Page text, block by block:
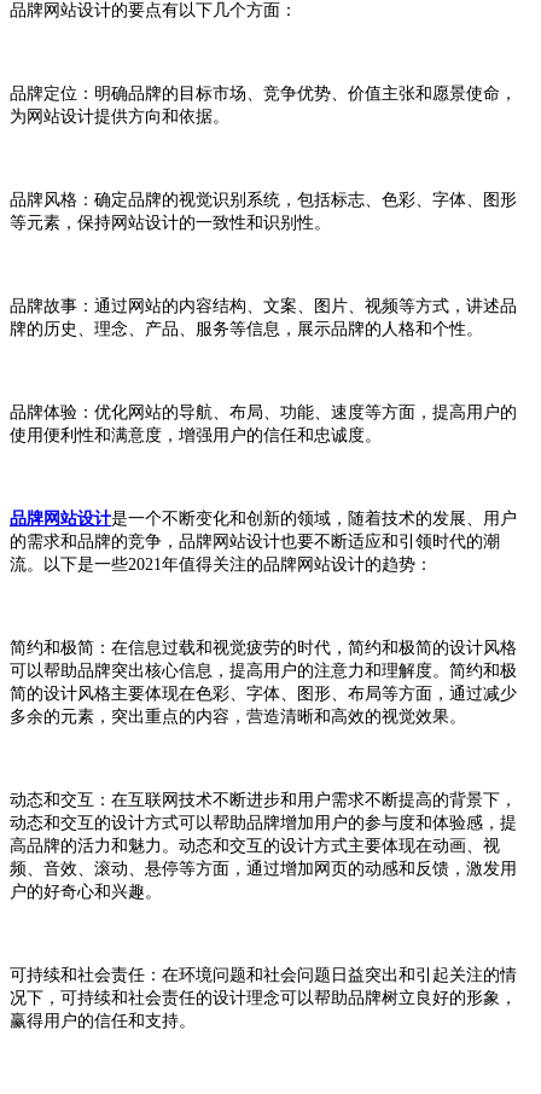
品牌网站设计的要点有以下几个方面：
品牌定位：明确品牌的目标市场、竞争优势、价值主张和愿景使命，
为网站设计提供方向和依据。
品牌风格：确定品牌的视觉识别系统，包括标志、色彩、字体、图形
等元素，保持网站设计的一致性和识别性。
品牌故事：通过网站的内容结构、文案、图片、视频等方式，讲述品
牌的历史、理念、产品、服务等信息，展示品牌的人格和个性。
品牌体验：优化网站的导航、布局、功能、速度等方面，提高用户的
使用便利性和满意度，增强用户的信任和忠诚度。
品牌网站设计是一个不断变化和创新的领域，随着技术的发展、用户
的需求和品牌的竞争，品牌网站设计也要不断适应和引领时代的潮
流。以下是一些2021年值得关注的品牌网站设计的趋势：
简约和极简：在信息过载和视觉疲劳的时代，简约和极简的设计风格
可以帮助品牌突出核心信息，提高用户的注意力和理解度。简约和极
简的设计风格主要体现在色彩、字体、图形、布局等方面，通过减少
多余的元素，突出重点的内容，营造清晰和高效的视觉效果。
动态和交互：在互联网技术不断进步和用户需求不断提高的背景下，
动态和交互的设计方式可以帮助品牌增加用户的参与度和体验感，提
高品牌的活力和魅力。动态和交互的设计方式主要体现在动画、视
频、音效、滚动、悬停等方面，通过增加网页的动感和反馈，激发用
户的好奇心和兴趣。
可持续和社会责任：在环境问题和社会问题日益突出和引起关注的情
况下，可持续和社会责任的设计理念可以帮助品牌树立良好的形象，
赢得用户的信任和支持。